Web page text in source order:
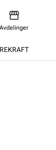
Avdelinger